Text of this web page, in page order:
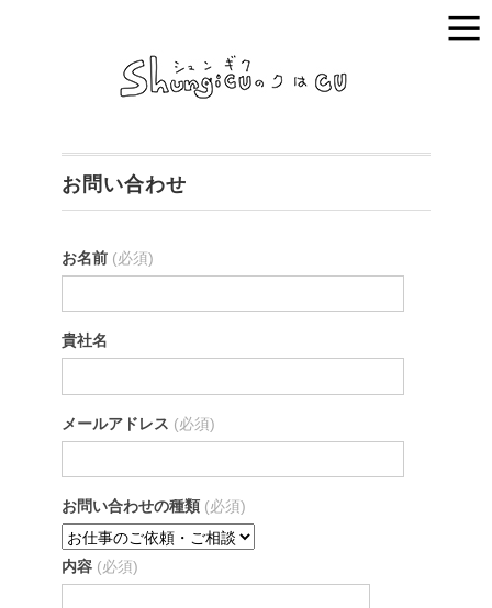
お問い合わせ
お名前 (必須)
貴社名
メールアドレス (必須)
お問い合わせの種類 (必須)
内容 (必須)